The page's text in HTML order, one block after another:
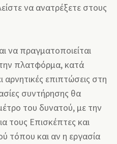
να ανατρέξετε στους
να πραγματοποιείται
πλατφόρμα, κατά
αρνητικές επιπτώσεις στη
συντήρησης θα
του δυνατού, με την
τους Επισκέπτες και
τόπου και αν η εργασία